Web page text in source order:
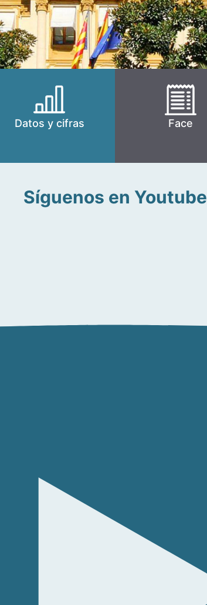
Datos y cifras Face
Síguenos en Youtube